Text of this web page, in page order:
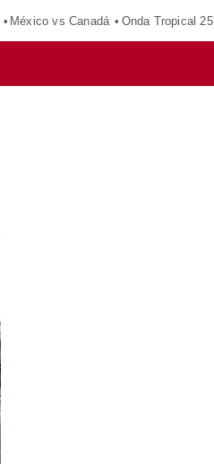
México vs Canadá Onda Tropical 25